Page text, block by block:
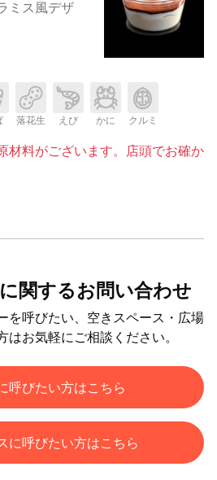
ミス風デザ
落花生 えび かに クルミ
材料がございます。店頭でお確か
関するお問い合わせ
を呼びたい、空きスペース・広場
お気軽にご相談ください。
呼びたい方はこちら
に呼びたい方はこちら